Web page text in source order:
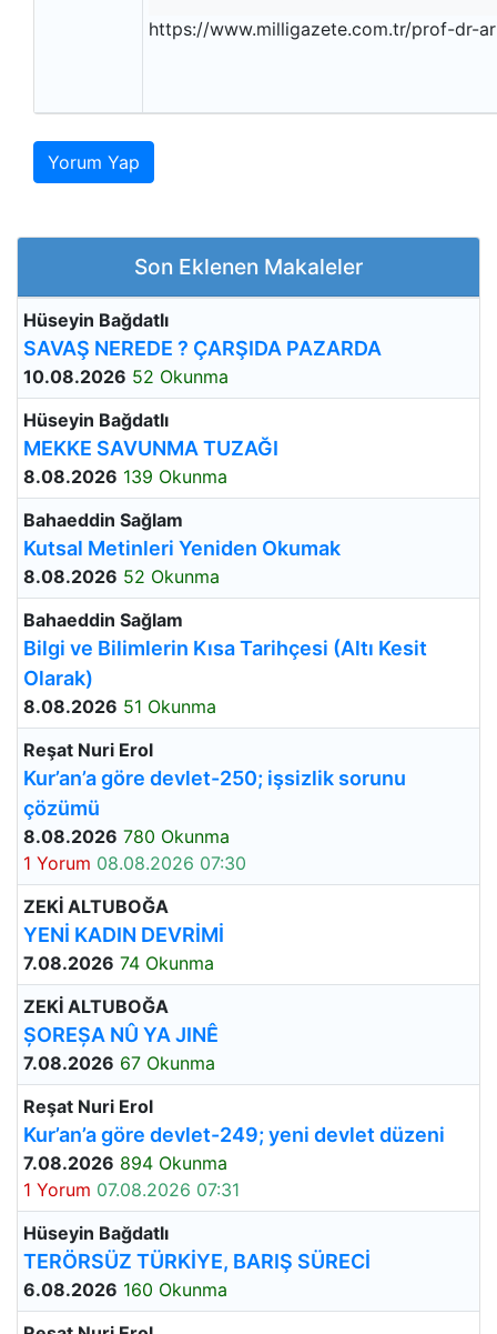
https://www.milligazete.com.tr/prof-dr-
Yorum Yap
Son Eklenen Makaleler
Hüseyin Bağdatlı
SAVAŞ NEREDE ? ÇARŞIDA PAZARDA
10.08.2026 52 Okunma
Hüseyin Bağdatlı
MEKKE SAVUNMA TUZAĞI
8.08.2026 139 Okunma
Bahaeddin Sağlam
Kutsal Metinleri Yeniden Okumak
8.08.2026 52 Okunma
Bahaeddin Sağlam
Bilgi ve Bilimlerin Kısa Tarihçesi (Altı Kesit
Olarak)
8.08.2026 51 Okunma
Reşat Nuri Erol
Kur’an’a göre devlet-250; işsizlik sorunu
çözümü
8.08.2026 780 Okunma
1 Yorum 08.08.2026 07:30
ZEKİ ALTUBOĞA
YENİ KADIN DEVRİMİ
7.08.2026 74 Okunma
ZEKİ ALTUBOĞA
ȘOREȘA NÛ YA JINÊ
7.08.2026 67 Okunma
Reşat Nuri Erol
Kur’an’a göre devlet-249; yeni devlet düzeni
7.08.2026 894 Okunma
1 Yorum 07.08.2026 07:31
Hüseyin Bağdatlı
TERÖRSÜZ TÜRKİYE, BARIŞ SÜRECİ
6.08.2026 160 Okunma